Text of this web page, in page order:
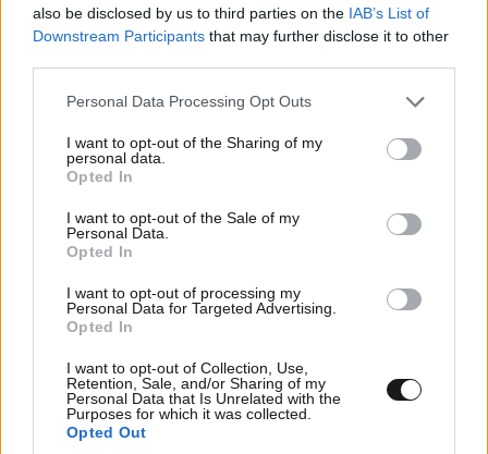
also be disclosed by us to third parties on the IAB’s List of
Downstream Participants that may further disclose it to other
Please note that this website/app uses one or more Google
not limited to your visit or usage behaviour. You may click to
grant or deny consent to Google and its third-party tags to
use your data for below specified purposes in below Google
consent section.
Personal Data Processing Opt Outs
I want to opt-out of the Sharing of my
personal data.
Opted In
I want to opt-out of the Sale of my
Personal Data.
Opted In
I want to opt-out of processing my
Personal Data for Targeted Advertising.
Opted In
I want to opt-out of Collection, Use,
Retention, Sale, and/or Sharing of my
Personal Data that Is Unrelated with the
Purposes for which it was collected.
Opted Out
όλα...
Υπάρχουν οργανώσεις που το παλεύουν αλλά
δυστυχώς είναι σταγόνα στον ωκεανό.....
Απαντήστε
TRENDING